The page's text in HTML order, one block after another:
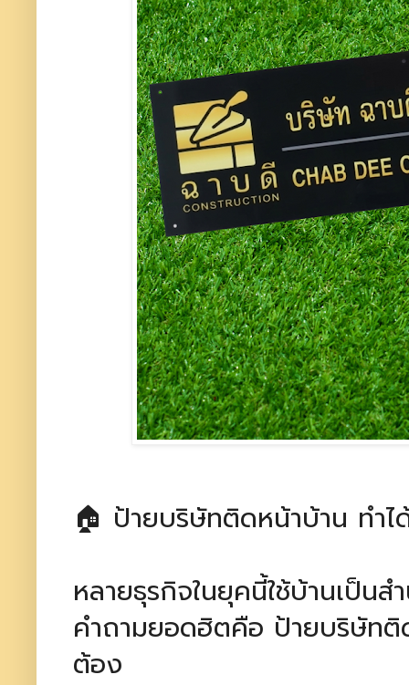
🏠 ป้ายบริษัทติดหน้าบ้าน ทำ
หลายธุรกิจในยุคนี้ใช้บ้านเป็นส
คำถามยอดฮิตคือ ป้ายบริษัทติ
ต้อง